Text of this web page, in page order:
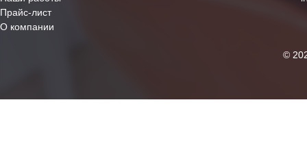
Прайс-лист
О компании
©